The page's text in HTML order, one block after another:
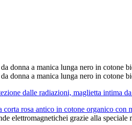
corta rosa antico in cotone organico con
elettromagnetichei grazie alla